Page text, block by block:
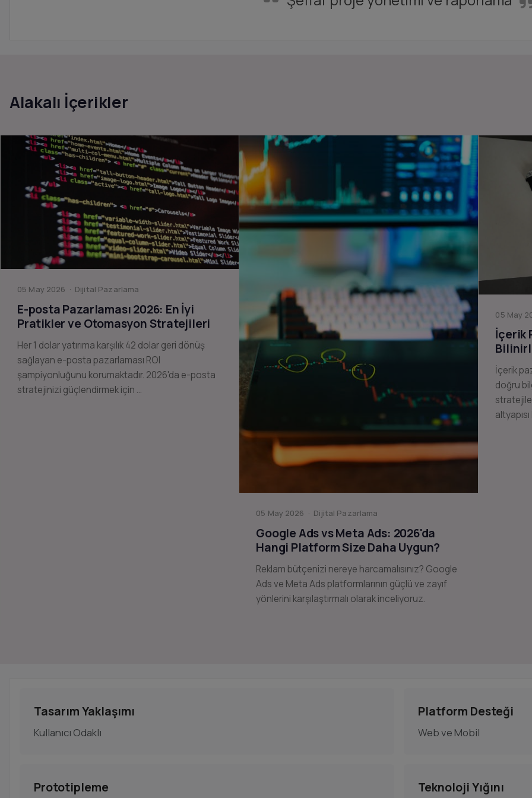
Alakalı İçerikler
05 May 2026 · Dijital Pazarlama
E-posta Pazarlaması 2026: En İyi
Pratikler ve Otomasyon Stratejileri
Her 1 dolar yatırıma karşılık 42 dolar geri dönüş
sağlayan e-posta pazarlaması ROI
şampiyonluğunu korumaktadır. 2026'da e-posta
stratejinizi güçlendirmek için …
05 May 2026 · Dijital Pazarlama
Google Ads vs Meta Ads: 2026'da
Hangi Platform Size Daha Uygun?
Reklam bütçenizi nereye harcamalısınız? Google
Ads ve Meta Ads platformlarının güçlü ve zayıf
yönlerini karşılaştırmalı olarak inceliyoruz.
05 May
İçerik
İçerik
doğru
Tasarım Yaklaşımı
Kullanıcı Odaklı
Platform Desteği
Web ve Mobil
Prototipleme Teknoloji Yığını